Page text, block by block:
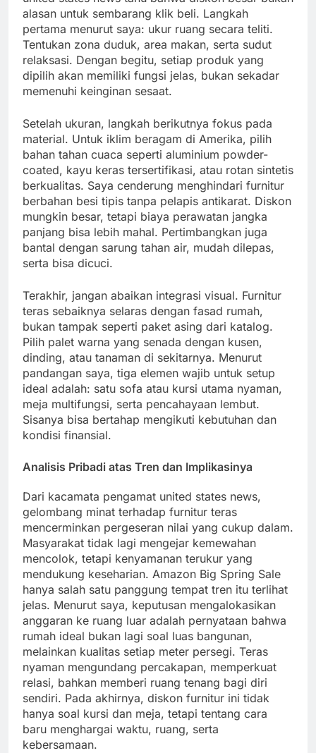
alasan untuk sembarang klik beli. Langkah
pertama menurut saya: ukur ruang secara teliti.
Tentukan zona duduk, area makan, serta sudut
relaksasi. Dengan begitu, setiap produk yang
dipilih akan memiliki fungsi jelas, bukan sekadar
memenuhi keinginan sesaat.
Setelah ukuran, langkah berikutnya fokus pada
material. Untuk iklim beragam di Amerika, pilih
bahan tahan cuaca seperti aluminium powder-
coated, kayu keras tersertifikasi, atau rotan sintetis
berkualitas. Saya cenderung menghindari furnitur
berbahan besi tipis tanpa pelapis antikarat. Diskon
mungkin besar, tetapi biaya perawatan jangka
panjang bisa lebih mahal. Pertimbangkan juga
bantal dengan sarung tahan air, mudah dilepas,
serta bisa dicuci.
Terakhir, jangan abaikan integrasi visual. Furnitur
teras sebaiknya selaras dengan fasad rumah,
bukan tampak seperti paket asing dari katalog.
Pilih palet warna yang senada dengan kusen,
dinding, atau tanaman di sekitarnya. Menurut
pandangan saya, tiga elemen wajib untuk setup
ideal adalah: satu sofa atau kursi utama nyaman,
meja multifungsi, serta pencahayaan lembut.
Sisanya bisa bertahap mengikuti kebutuhan dan
kondisi finansial.
Analisis Pribadi atas Tren dan Implikasinya
Dari kacamata pengamat united states news,
gelombang minat terhadap furnitur teras
mencerminkan pergeseran nilai yang cukup dalam.
Masyarakat tidak lagi mengejar kemewahan
mencolok, tetapi kenyamanan terukur yang
mendukung keseharian. Amazon Big Spring Sale
hanya salah satu panggung tempat tren itu terlihat
jelas. Menurut saya, keputusan mengalokasikan
anggaran ke ruang luar adalah pernyataan bahwa
rumah ideal bukan lagi soal luas bangunan,
melainkan kualitas setiap meter persegi. Teras
nyaman mengundang percakapan, memperkuat
relasi, bahkan memberi ruang tenang bagi diri
sendiri. Pada akhirnya, diskon furnitur ini tidak
hanya soal kursi dan meja, tetapi tentang cara
baru menghargai waktu, ruang, serta
kebersamaan.